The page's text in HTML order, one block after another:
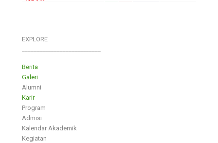
EXPLORE
Berita
Galeri
Alumni
Karir
Program
Admisi
Kalendar Akademik
Kegiatan